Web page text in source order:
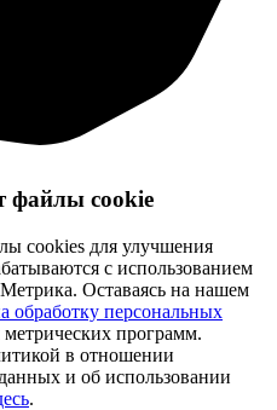
файлы cookie
cookies для улучшения
с использованием
Оставаясь на нашем
обработку персональных
программ.
в отношении
и об использовании
.